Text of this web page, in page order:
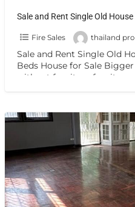
Fire Sales thailand
Sale and Rent Single Old
Beds House for Sale Bigger
without furniture furniture